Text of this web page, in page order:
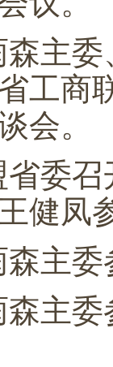
森主
工商
会。
省委
健凤
森主
森主